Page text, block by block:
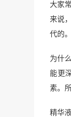
大家
来说
代的
为什
能更
素。
精华